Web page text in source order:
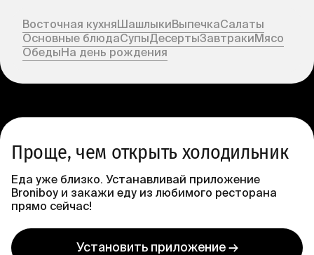
Восточная кухняШашлыкиВыпечкаСалаты
Основные блюдаСупыДесертыЗавтраки Мясо
ОбедыНа день рождения
Проще, чем открыть холодильник
Еда уже близко. Устанавливай приложение
Broniboy и закажи еду из любимого ресторана
прямо сейчас!
Установить приложение →